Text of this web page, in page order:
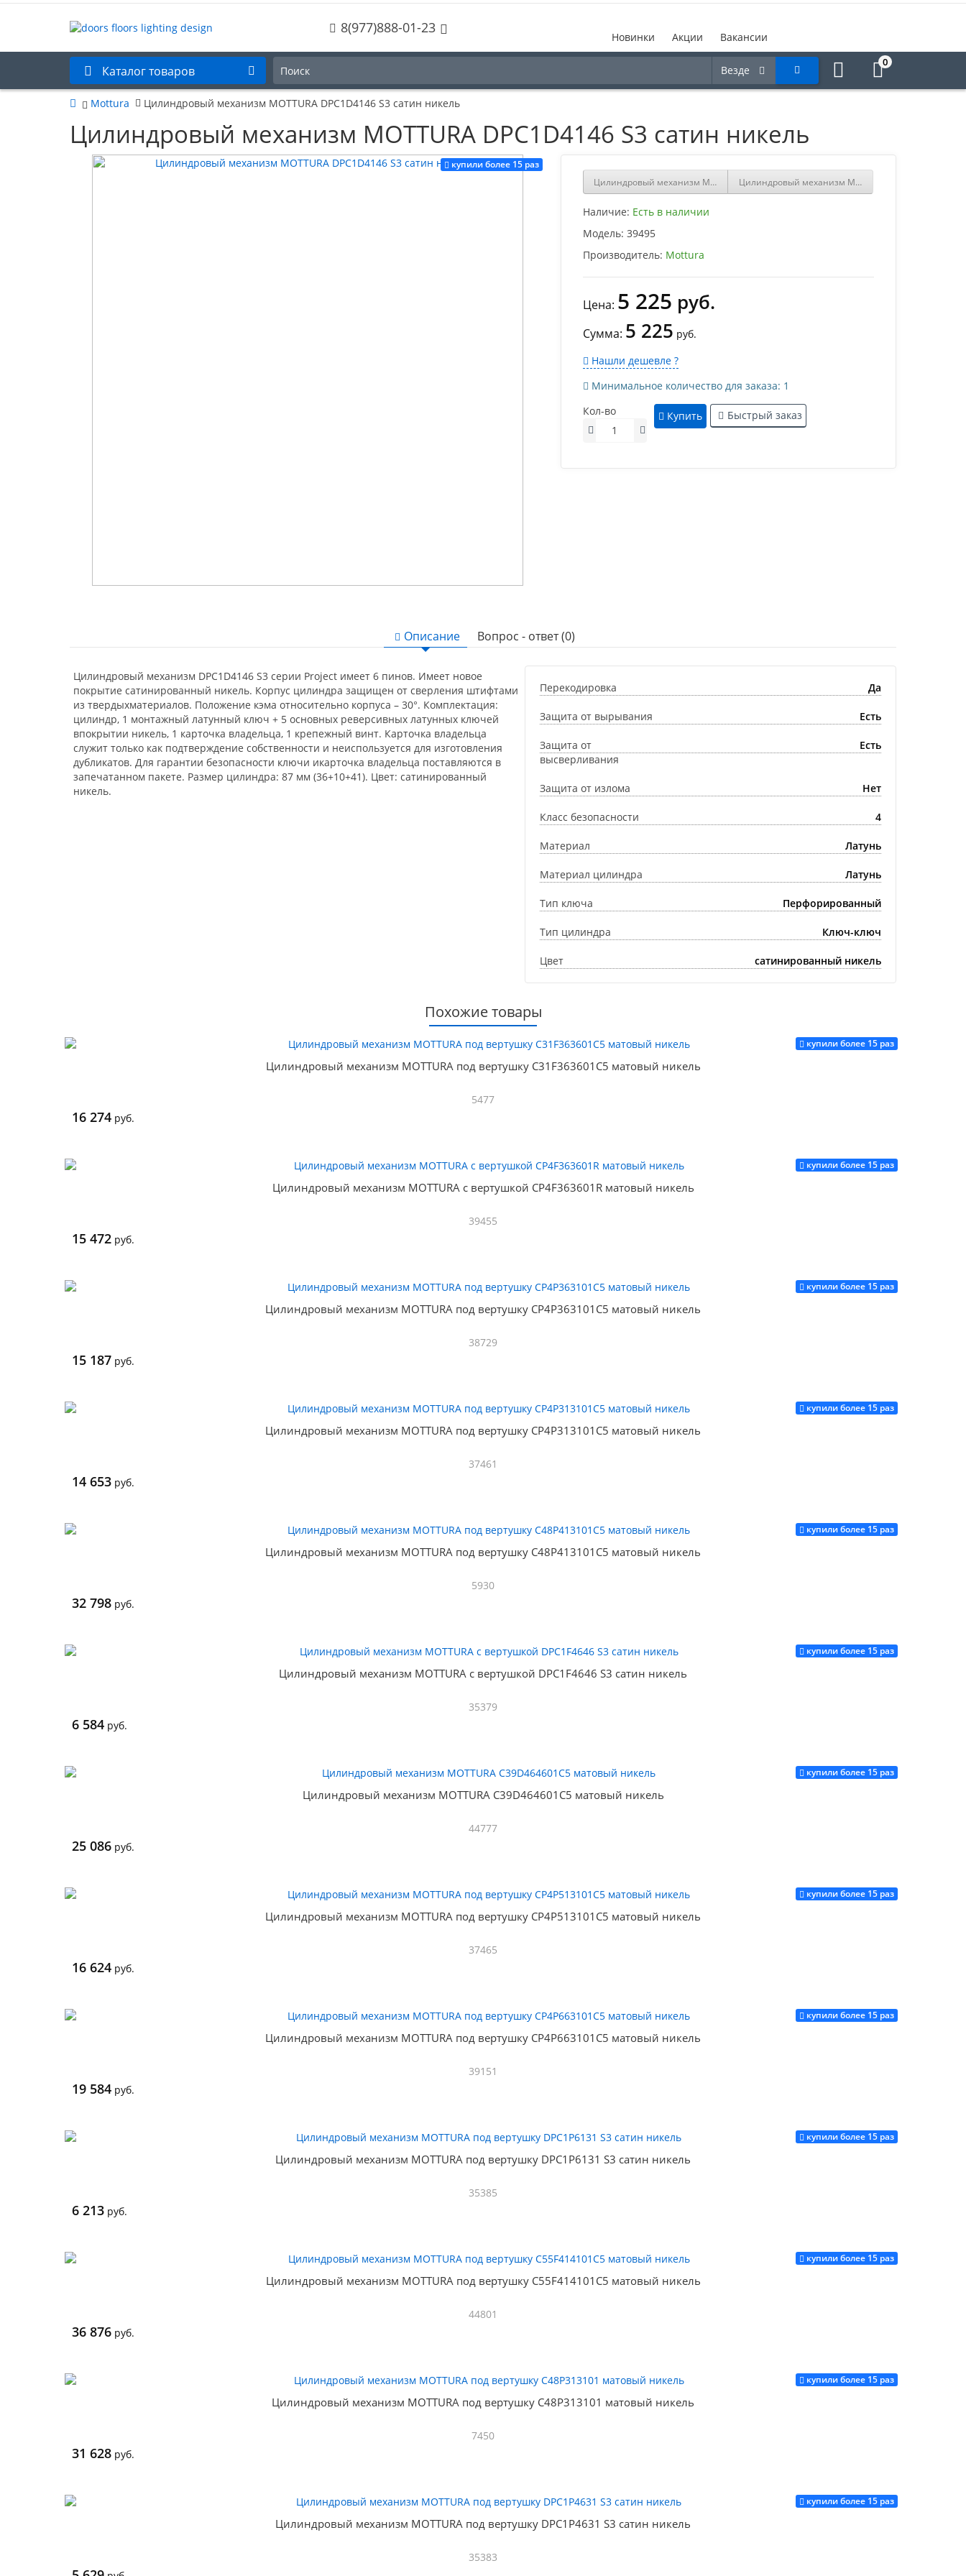
8(977)888-01-23
Новинки Акции Вакансии
Каталог товаров Везде
0
Mottura Цилиндровый механизм MOTTURA DPC1D4146 S3 сатин никель
Цилиндровый механизм MOTTURA DPC1D4146 S3 сатин никель
купили более 15 раз
Цилиндровый механизм MOTTURA DPC1D4646 S3 сатин никель
Цилиндровый механизм MOTTURA под вертушку
Наличие: Есть в наличии
Модель: 39495
Производитель: Mottura
Цена: 5 225 руб.
Сумма: 5 225 руб.
Нашли дешевле ?
Минимальное количество для заказа: 1
Кол-во
Купить Быстрый заказ
Описание Вопрос - ответ (0)
Цилиндровый механизм DPC1D4146 S3 серии Project имеет 6 пинов. Имеет новое
покрытие сатинированный никель. Корпус цилиндра защищен от сверления штифтами
из твердыхматериалов. Положение кэма относительно корпуса – 30°. Комплектация:
цилиндр, 1 монтажный латунный ключ + 5 основных реверсивных латунных ключей
впокрытии никель, 1 карточка владельца, 1 крепежный винт. Карточка владельца
служит только как подтверждение собственности и неиспользуется для изготовления
дубликатов. Для гарантии безопасности ключи икарточка владельца поставляются в
запечатанном пакете. Размер цилиндра: 87 мм (36+10+41). Цвет: сатинированный
никель.
Перекодировка Да
Защита от вырывания Есть
Защита от
высверливания
Есть
Защита от излома Нет
Класс безопасности 4
Материал Латунь
Материал цилиндра Латунь
Тип ключа Перфорированный
Тип цилиндра Ключ-ключ
Цвет сатинированный никель
Похожие товары
купили более 15 раз
Цилиндровый механизм MOTTURA под вертушку C31F363601C5 матовый никель
5477
16 274 руб.
Купить
купили более 15 раз
Цилиндровый механизм MOTTURA с вертушкой CP4F363601R матовый никель
39455
15 472 руб.
Купить
купили более 15 раз
Цилиндровый механизм MOTTURA под вертушку CP4P363101C5 матовый никель
38729
15 187 руб.
Купить
купили более 15 раз
Цилиндровый механизм MOTTURA под вертушку CP4P313101C5 матовый никель
37461
14 653 руб.
Купить
купили более 15 раз
Цилиндровый механизм MOTTURA под вертушку C48P413101C5 матовый никель
5930
32 798 руб.
Купить
купили более 15 раз
Цилиндровый механизм MOTTURA с вертушкой DPC1F4646 S3 сатин никель
35379
6 584 руб.
Купить
купили более 15 раз
Цилиндровый механизм MOTTURA C39D464601C5 матовый никель
44777
25 086 руб.
Купить
купили более 15 раз
Цилиндровый механизм MOTTURA под вертушку CP4P513101C5 матовый никель
37465
16 624 руб.
Купить
купили более 15 раз
Цилиндровый механизм MOTTURA под вертушку CP4P663101C5 матовый никель
39151
19 584 руб.
Купить
купили более 15 раз
Цилиндровый механизм MOTTURA под вертушку DPC1P6131 S3 сатин никель
35385
6 213 руб.
Купить
купили более 15 раз
Цилиндровый механизм MOTTURA под вертушку C55F414101C5 матовый никель
44801
36 876 руб.
Купить
купили более 15 раз
Цилиндровый механизм MOTTURA под вертушку C48P313101 матовый никель
7450
31 628 руб.
Купить
купили более 15 раз
Цилиндровый механизм MOTTURA под вертушку DPC1P4631 S3 сатин никель
35383